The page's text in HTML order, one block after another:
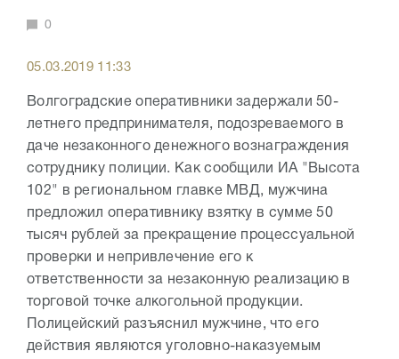
0
05.03.2019 11:33
Волгоградские оперативники задержали 50-
летнего предпринимателя, подозреваемого в
даче незаконного денежного вознаграждения
сотруднику полиции. Как сообщили ИА "Высота
102" в региональном главке МВД, мужчина
предложил оперативнику взятку в сумме 50
тысяч рублей за прекращение процессуальной
проверки и непривлечение его к
ответственности за незаконную реализацию в
торговой точке алкогольной продукции.
Полицейский разъяснил мужчине, что его
действия являются уголовно-наказуемым